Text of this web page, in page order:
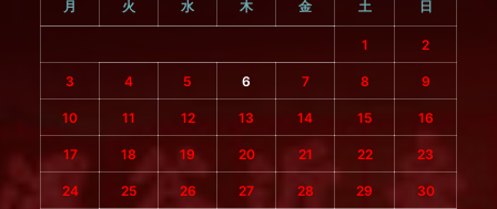
月 火 水 木 金 土 日
1 2
3 4 5 6 7 8 9
10 11 12 13 14 15 16
17 18 19 20 21 22 23
24 25 26 27 28 29 30